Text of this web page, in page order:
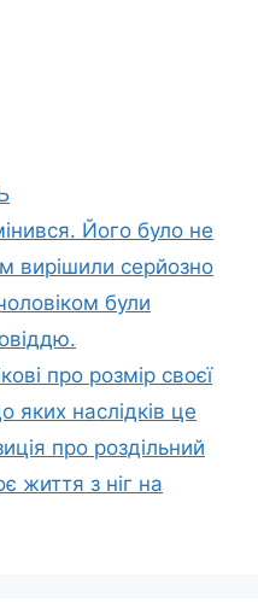
Його було не
вирішили серйозно
були
про розмір своєї
яких наслідків це
про роздільний
життя з ніг на